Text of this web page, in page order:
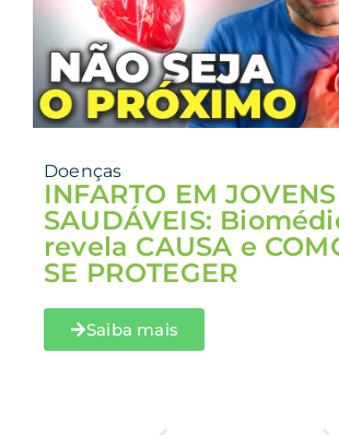
Doenças
INFARTO EM JOVENS
SAUDÁVEIS:
revela CAUSA e
SE PROTEGER
Saiba mais